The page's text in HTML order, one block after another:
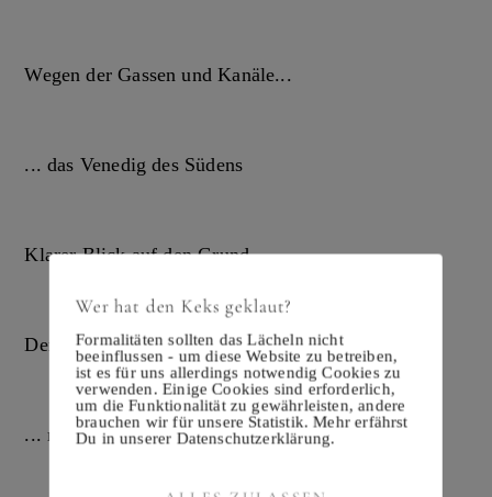
Wegen der Gassen und Kanäle...
... das Venedig des Südens
Klarer Blick auf den Grund
Der Hafen...
... mit Blick auf die Berge
Wer hat den Keks geklaut?
Formalitäten sollten das Lächeln nicht
beeinflussen - um diese Website zu betreiben,
ist es für uns allerdings notwendig Cookies zu
verwenden. Einige Cookies sind erforderlich,
um die Funktionalität zu gewährleisten, andere
brauchen wir für unsere Statistik. Mehr erfährst
Du in unserer Datenschutzerklärung.